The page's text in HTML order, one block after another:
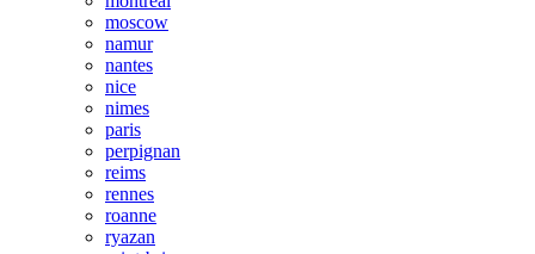
moscow
namur
nantes
nice
nimes
paris
perpignan
reims
rennes
roanne
ryazan